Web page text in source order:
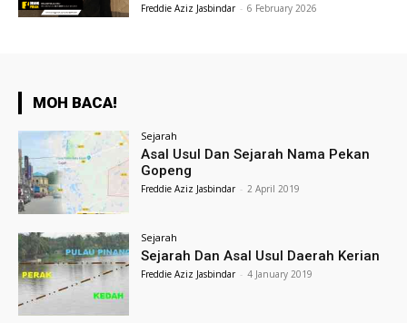
Freddie Aziz Jasbindar - 6 February 2026
MOH BACA!
Sejarah
Asal Usul Dan Sejarah Nama Pekan
Gopeng
Freddie Aziz Jasbindar - 2 April 2019
Sejarah
Sejarah Dan Asal Usul Daerah Kerian
Freddie Aziz Jasbindar - 4 January 2019